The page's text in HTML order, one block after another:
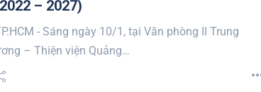
– 2027)
- Sáng ngày 10/1, tại Văn phòng II Trung
– Thiện viện Quảng…